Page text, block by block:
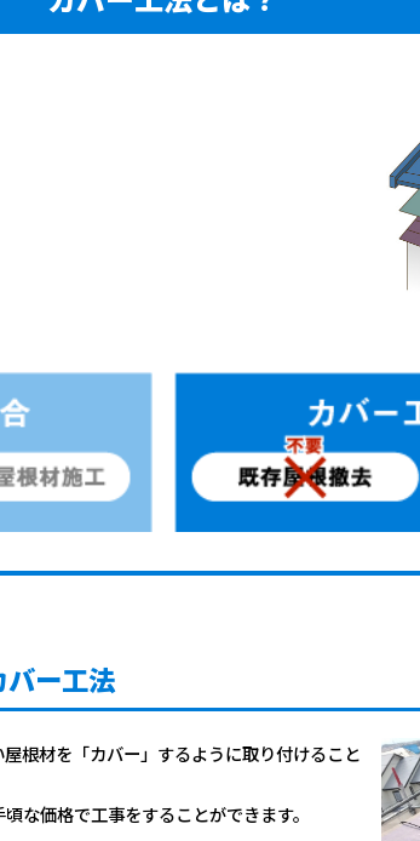
バー工法
根材を「カバー」するように取り付けること
な価格で工事をすることができます。